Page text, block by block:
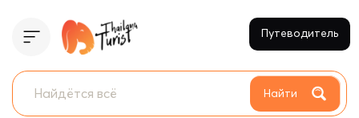
Найти
Путеводитель